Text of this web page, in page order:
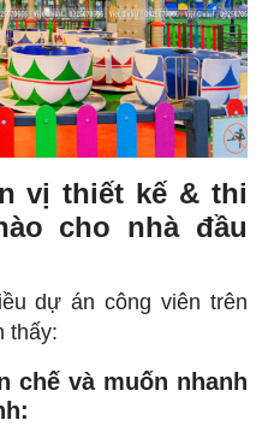
vị thiết kế & thi
cho nhà đầu
dự án công viên trên
thấy:
chế và muốn nhanh